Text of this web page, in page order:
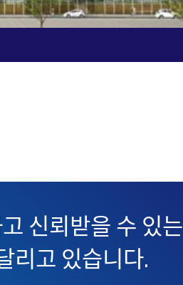
신뢰받을 수 있는
리고 있습니다.